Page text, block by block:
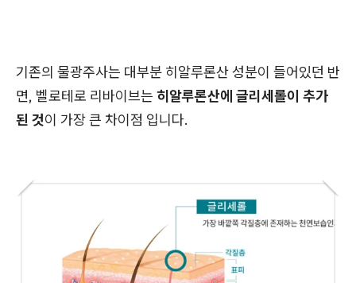
기존의 물광주사는 대부분 히알루론산 성분이 들어있던 반
면, 벨로테로 리바이브는 히알루론산에 글리세롤이 추가
된 것이 가장 큰 차이점 입니다.